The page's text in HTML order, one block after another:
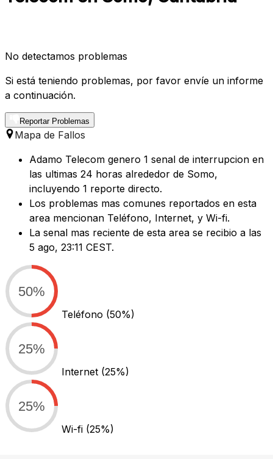
No detectamos problemas
Si está teniendo problemas, por favor envíe un informe
a continuación.
Reportar Problemas
Mapa de Fallos
Adamo Telecom genero 1 senal de interrupcion en
las ultimas 24 horas alrededor de Somo,
incluyendo 1 reporte directo.
Los problemas mas comunes reportados en esta
area mencionan Teléfono, Internet, y Wi-fi.
La senal mas reciente de esta area se recibio a las
5 ago, 23:11 CEST.
50%
Teléfono (50%)
25%
Internet (25%)
25%
Wi-fi (25%)